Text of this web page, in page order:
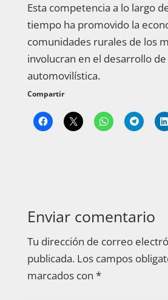
Esta competencia a lo largo
tiempo ha promovido la
comunidades rurales de los
involucran en el desarrollo de
automovilística.
Compartir
Enviar comentario
Tu dirección de correo
publicada. Los campos
marcados con *